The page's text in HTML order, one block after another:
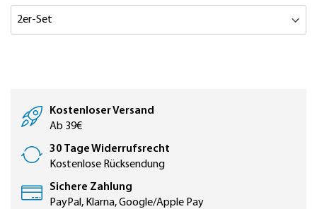
Kostenloser Versand
Ab 39€
30 Tage Widerrufsrecht
Kostenlose Rücksendung
Sichere Zahlung
PayPal, Klarna, Google/Apple Pay